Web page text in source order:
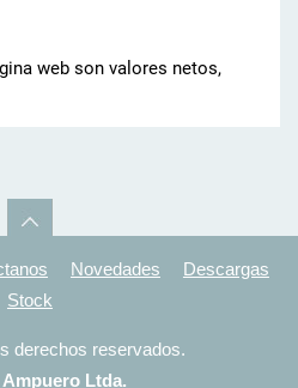
web son valores netos,
Novedades
Descargas
Stock
derechos reservados.
Ltda.